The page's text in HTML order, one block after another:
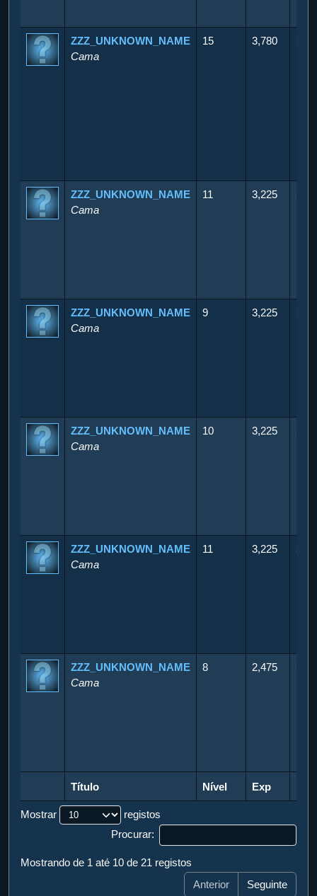
Título Nível Exp
ZZZ_UNKNOWN_NAME
Cama
15 3,780 550
ZZZ_UNKNOWN_NAME
Cama
11 3,225 500
ZZZ_UNKNOWN_NAME
Cama
9 3,225 500
ZZZ_UNKNOWN_NAME
Cama
10 3,225 500
ZZZ_UNKNOWN_NAME
Cama
11 3,225 500
ZZZ_UNKNOWN_NAME
Cama
8 2,475 500
Título Nível Exp
Mostrar
registos
Procurar:
Mostrando de 1 até 10 de 21 registos
Anterior
Seguinte